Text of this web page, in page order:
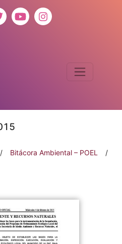
/ Bitácora Ambiental – POEL
/